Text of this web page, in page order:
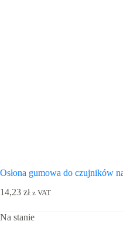
Osłona gumowa do czujników
14,23 zł z VAT
Na stanie